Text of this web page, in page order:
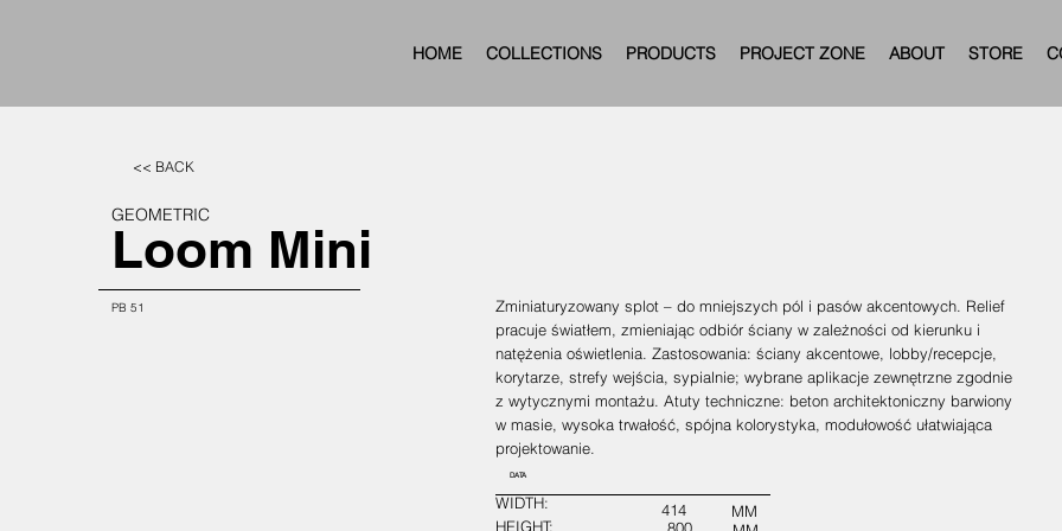
HOME COLLECTIONS PRODUCTS PROJECT ZONE ABOUT STORE
<< BACK
GEOMETRIC
Loom Mini
PB 51
Zminiaturyzowany splot – do mniejszych pól i pasów akcentowych. Relief
pracuje światłem, zmieniając odbiór ściany w zależności od kierunku i
natężenia oświetlenia. Zastosowania: ściany akcentowe, lobby/recepcje,
korytarze, strefy wejścia, sypialnie; wybrane aplikacje zewnętrzne zgodnie
z wytycznymi montażu. Atuty techniczne: beton architektoniczny barwiony
w masie, wysoka trwałość, spójna kolorystyka, modułowość ułatwiająca
projektowanie.
DATA
WIDTH:
HEIGHT:
414
MM